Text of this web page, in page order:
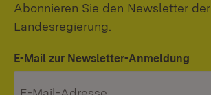
Abonnieren Sie den Newsletter der
Landesregierung.
E-Mail zur Newsletter-Anmeldung